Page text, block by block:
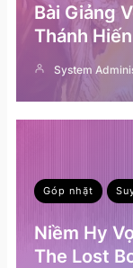
Bài Giảng
Thánh
System
Góp nhặt
Niềm Hy
The Lost